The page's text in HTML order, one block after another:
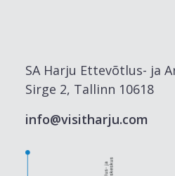
SA Harju Ettevõtlus- ja
Sirge 2, Tallinn 10618
info@visitharju.com